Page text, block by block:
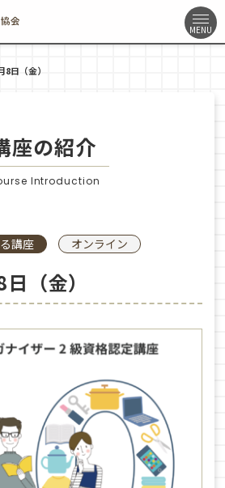
8日（金）
座の紹介
Introduction
講座 オンライン
（金）